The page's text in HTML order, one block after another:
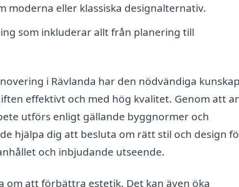
moderna eller klassiska designalternativ.
som inkluderar allt från planering till
i Rävlanda har den nödvändiga
effektivt och med hög kvalitet. Genom att
utförs enligt gällande byggnormer och
hjälpa dig att besluta om rätt stil och design
och inbjudande utseende.
att förbättra estetik. Det kan även öka